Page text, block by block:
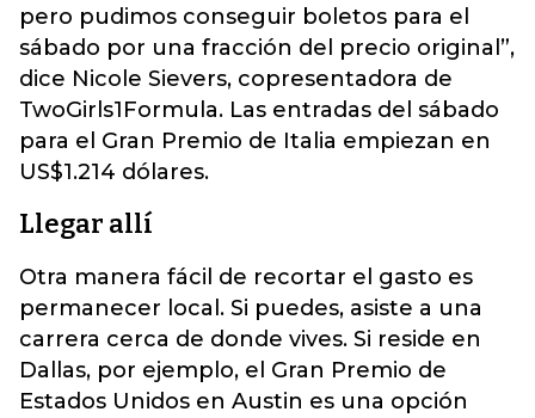
pero pudimos conseguir boletos para el
sábado por una fracción del precio original”,
dice Nicole Sievers, copresentadora de
TwoGirls1Formula. Las entradas del sábado
para el Gran Premio de Italia empiezan en
US$1.214 dólares.
Llegar allí
Otra manera fácil de recortar el gasto es
permanecer local. Si puedes, asiste a una
carrera cerca de donde vives. Si reside en
Dallas, por ejemplo, el Gran Premio de
Estados Unidos en Austin es una opción